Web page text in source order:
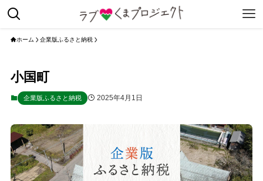
ホーム 企業版ふるさと納税
小国町
企業版ふるさと納税 2025年4月1日